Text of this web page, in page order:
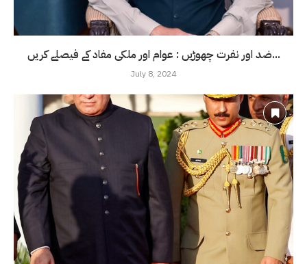
ضد اور نفرت چھوڑیں : عوام اور ملکی مفاد کے فیصلے کریں...
July 8, 2024